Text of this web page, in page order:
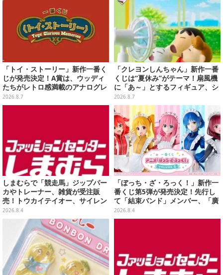
「トイ・ストーリー」新作一番く
じが発売決定！A賞は、ウッディ
たちがレトロ感満載のアナログレ
コード上を走る姿で立体化
2026.8.7
「クレヨンしんちゃん」新作一番
くじは“夏休み”がテーマ！扇風機
に「あ～」とするフィギュア、シ
ロのボウル皿など嬉しいラインナ
ップ
2026.8.7
しまむらで「競走馬」ジップパー
カやトレーナー、雑貨が受注販
売！トウカイテイオー、サイレン
ススズカなど名馬5頭をデザイン
2026.8.4
「ぼっち・ざ・ろっく！」新作一
番くじ第5弾が発売決定！先行し
て「結束バンド」メンバー、「廣
井きくり」のメイド衣装フィギュ
アを公開
2026.8.4